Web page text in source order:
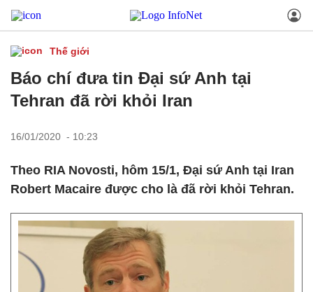
Thế giới
Báo chí đưa tin Đại sứ Anh tại
Tehran đã rời khỏi Iran
16/01/2020 - 10:23
Theo RIA Novosti, hôm 15/1, Đại sứ Anh tại Iran
Robert Macaire được cho là đã rời khỏi Tehran.